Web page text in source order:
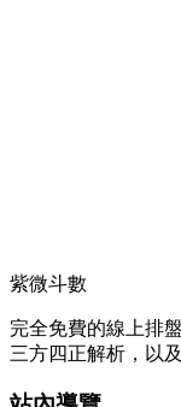
紫微斗數
完全免費的線上排
三方四正解析，以